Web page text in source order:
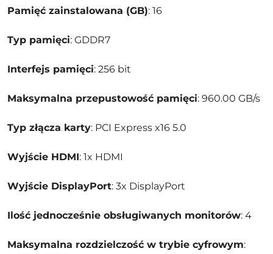
Pamięć zainstalowana (GB): 16
Typ pamięci: GDDR7
Interfejs pamięci: 256 bit
Maksymalna przepustowość pamięci: 960.00 GB/s
Typ złącza karty: PCI Express x16 5.0
Wyjście HDMI: 1x HDMI
Wyjście DisplayPort: 3x DisplayPort
Ilość jednocześnie obsługiwanych monitorów: 4
Maksymalna rozdzielczość w trybie cyfrowym: